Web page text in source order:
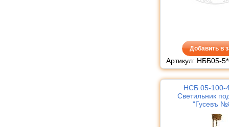
Добавить в
Артикул: НББ05-
НСБ 05-100-
Светильник
"Гусевъ